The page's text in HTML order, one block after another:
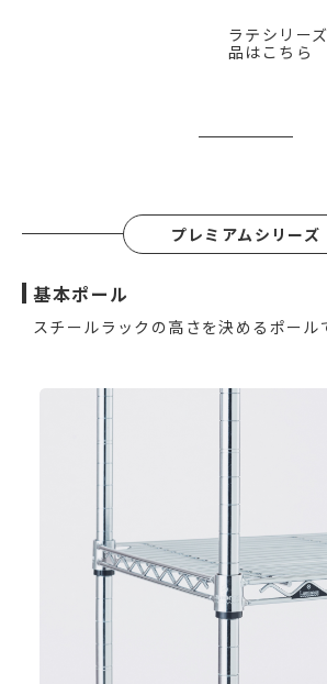
ラテシリー
品はこちら
プレミアムシリーズ
基本ポール
スチールラックの高さを決めるポール